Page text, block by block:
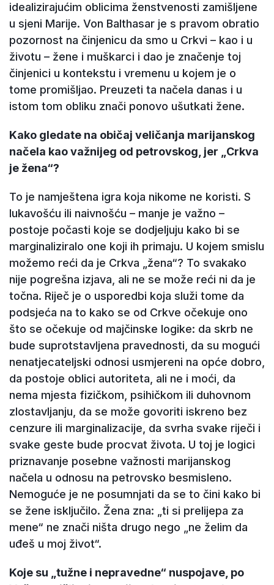
idealizirajućim oblicima ženstvenosti zamišljene
u sjeni Marije. Von Balthasar je s pravom obratio
pozornost na činjenicu da smo u Crkvi – kao i u
životu – žene i muškarci i dao je značenje toj
činjenici u kontekstu i vremenu u kojem je o
tome promišljao. Preuzeti ta načela danas i u
istom tom obliku znači ponovo ušutkati žene.
Kako gledate na običaj veličanja marijanskog
načela kao važnijeg od petrovskog, jer „Crkva
je žena“?
To je namještena igra koja nikome ne koristi. S
lukavošću ili naivnošću – manje je važno –
postoje počasti koje se dodjeljuju kako bi se
marginaliziralo one koji ih primaju. U kojem smislu
možemo reći da je Crkva „žena“? To svakako
nije pogrešna izjava, ali ne se može reći ni da je
točna. Riječ je o usporedbi koja služi tome da
podsjeća na to kako se od Crkve očekuje ono
što se očekuje od majčinske logike: da skrb ne
bude suprotstavljena pravednosti, da su mogući
nenatjecateljski odnosi usmjereni na opće dobro,
da postoje oblici autoriteta, ali ne i moći, da
nema mjesta fizičkom, psihičkom ili duhovnom
zlostavljanju, da se može govoriti iskreno bez
cenzure ili marginalizacije, da svrha svake riječi i
svake geste bude procvat života. U toj je logici
priznavanje posebne važnosti marijanskog
načela u odnosu na petrovsko besmisleno.
Nemoguće je ne posumnjati da se to čini kako bi
se žene isključilo. Žena zna: „ti si prelijepa za
mene“ ne znači ništa drugo nego „ne želim da
uđeš u moj život“.
Koje su „tužne i nepravedne“ nuspojave, po